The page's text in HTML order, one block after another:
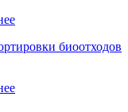
биоотходов